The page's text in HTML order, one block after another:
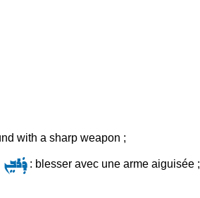
with a sharp weapon ;
: blesser avec une arme aiguisée ;